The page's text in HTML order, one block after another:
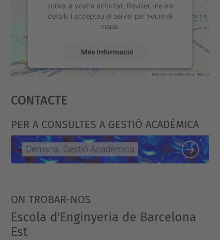
24T11:40:00+01:00
teu
actiu
la
UPC
per
sobre la vostra activitat. Reviseu-ne els
detalls i accepteu el servei per veure el
mapa.
Més Informació
powered by
Contacte
PER A CONSULTES A GESTIÓ ACADÈMICA
ON TROBAR-NOS
Escola d'Enginyeria de Barcelona
Est